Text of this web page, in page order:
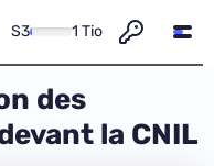
S3 1 Tio
des
la CNIL